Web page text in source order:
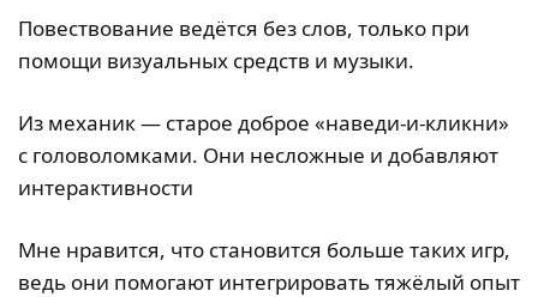
Повествование ведётся без слов, только при
помощи визуальных средств и музыки.
Из механик — старое доброе «наведи-и-кликни»
с головоломками. Они несложные и добавляют
интерактивности
Мне нравится, что становится больше таких игр,
ведь они помогают интегрировать тяжёлый опыт